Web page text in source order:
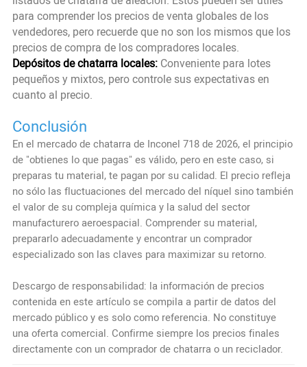
para comprender los precios de venta globales de los
vendedores, pero recuerde que no son los mismos que los
precios de compra de los compradores locales.
Depósitos de chatarra locales:Conveniente para lotes
pequeños y mixtos, pero controle sus expectativas en
cuanto al precio.
Conclusión
En el mercado de chatarra de Inconel 718 de 2026, el principio
de "obtienes lo que pagas" es válido, pero en este caso, si
preparas tu material, te pagan por su calidad. El precio refleja
no sólo las fluctuaciones del mercado del níquel sino también
el valor de su compleja química y la salud del sector
manufacturero aeroespacial. Comprender su material,
prepararlo adecuadamente y encontrar un comprador
especializado son las claves para maximizar su retorno.
Descargo de responsabilidad: la información de precios
contenida en este artículo se compila a partir de datos del
mercado público y es solo como referencia. No constituye
una oferta comercial. Confirme siempre los precios finales
directamente con un comprador de chatarra o un reciclador.